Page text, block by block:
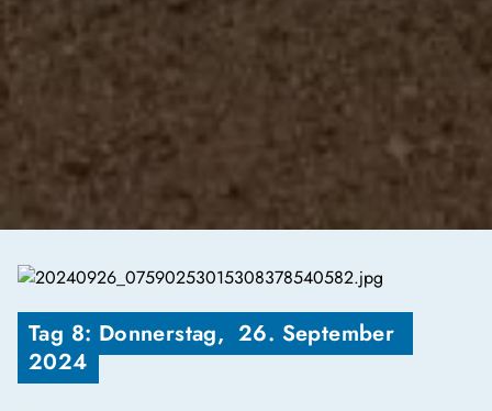
Tag 8: Donnerstag,  26. September
2024